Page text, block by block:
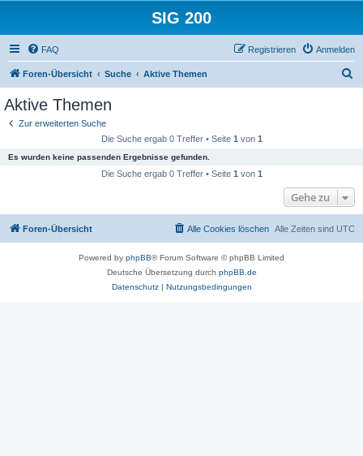
SIG 200
FAQ Anmelden
Registrieren
Foren-Übersicht Suche Aktive Themen
Aktive Themen
Zur erweiterten Suche
Die Suche ergab 0 Treffer • Seite 1 von 1
Es wurden keine passenden Ergebnisse gefunden.
Die Suche ergab 0 Treffer • Seite 1 von 1
Gehe zu
Foren-Übersicht Alle Zeiten sind UTC
Alle Cookies löschen
Powered by phpBB® Forum Software © phpBB Limited
Deutsche Übersetzung durch phpBB.de
Datenschutz| Nutzungsbedingungen